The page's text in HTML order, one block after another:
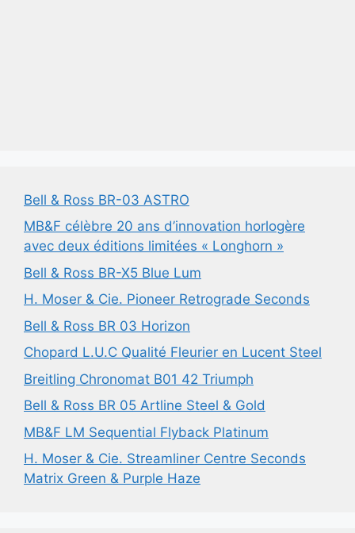
Bell & Ross BR-03 ASTRO
MB&F célèbre 20 ans d’innovation horlogère
avec deux éditions limitées « Longhorn »
Bell & Ross BR-X5 Blue Lum
H. Moser & Cie. Pioneer Retrograde Seconds
Bell & Ross BR 03 Horizon
Chopard L.U.C Qualité Fleurier en Lucent Steel
Breitling Chronomat B01 42 Triumph
Bell & Ross BR 05 Artline Steel & Gold
MB&F LM Sequential Flyback Platinum
H. Moser & Cie. Streamliner Centre Seconds
Matrix Green & Purple Haze